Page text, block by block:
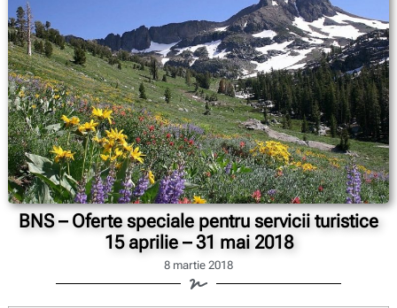
BNS – Oferte speciale pentru servicii turistice
15 aprilie – 31 mai 2018
8 martie 2018